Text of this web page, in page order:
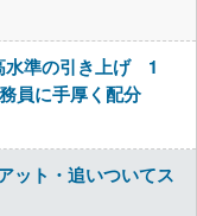
水準の引き上げ 1
員に手厚く配分
ット・追いついてス